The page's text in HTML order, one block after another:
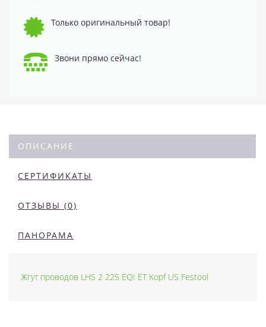
Только оригинальный товар!
Звони прямо сейчас!
ОПИСАНИЕ
СЕРТИФИКАТЫ
ОТЗЫВЫ (0)
ПАНОРАМА
Жгут проводов LHS 2 225 EQI ET Kopf US Festool